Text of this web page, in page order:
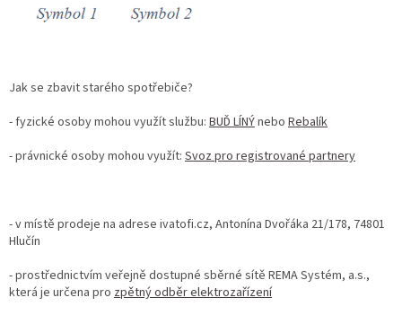
Jak se zbavit starého spotřebiče?
- fyzické osoby mohou využít službu: BUĎ LÍNÝnebo Rebalík
- právnické osoby mohou využít: Svoz pro registrované partnery
- v místě prodeje na adrese ivatofi.cz, Antonína Dvořáka 21/178, 74801
Hlučín
- prostřednictvím veřejně dostupné sběrné sítě REMA Systém, a.s.,
která je určena pro zpětný odběr elektrozařízení